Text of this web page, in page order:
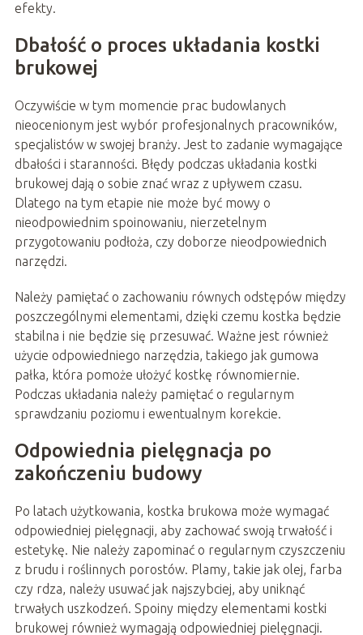
efekty.
Dbałość o proces układania kostki
brukowej
Oczywiście w tym momencie prac budowlanych
nieocenionym jest wybór profesjonalnych pracowników,
specjalistów w swojej branży. Jest to zadanie wymagające
dbałości i staranności. Błędy podczas układania kostki
brukowej dają o sobie znać wraz z upływem czasu.
Dlatego na tym etapie nie może być mowy o
nieodpowiednim spoinowaniu, nierzetelnym
przygotowaniu podłoża, czy doborze nieodpowiednich
narzędzi.
Należy pamiętać o zachowaniu równych odstępów między
poszczególnymi elementami, dzięki czemu kostka będzie
stabilna i nie będzie się przesuwać. Ważne jest również
użycie odpowiedniego narzędzia, takiego jak gumowa
pałka, która pomoże ułożyć kostkę równomiernie.
Podczas układania należy pamiętać o regularnym
sprawdzaniu poziomu i ewentualnym korekcie.
Odpowiednia pielęgnacja po
zakończeniu budowy
Po latach użytkowania, kostka brukowa może wymagać
odpowiedniej pielęgnacji, aby zachować swoją trwałość i
estetykę. Nie należy zapominać o regularnym czyszczeniu
z brudu i roślinnych porostów. Plamy, takie jak olej, farba
czy rdza, należy usuwać jak najszybciej, aby uniknąć
trwałych uszkodzeń. Spoiny między elementami kostki
brukowej również wymagają odpowiedniej pielęgnacji.